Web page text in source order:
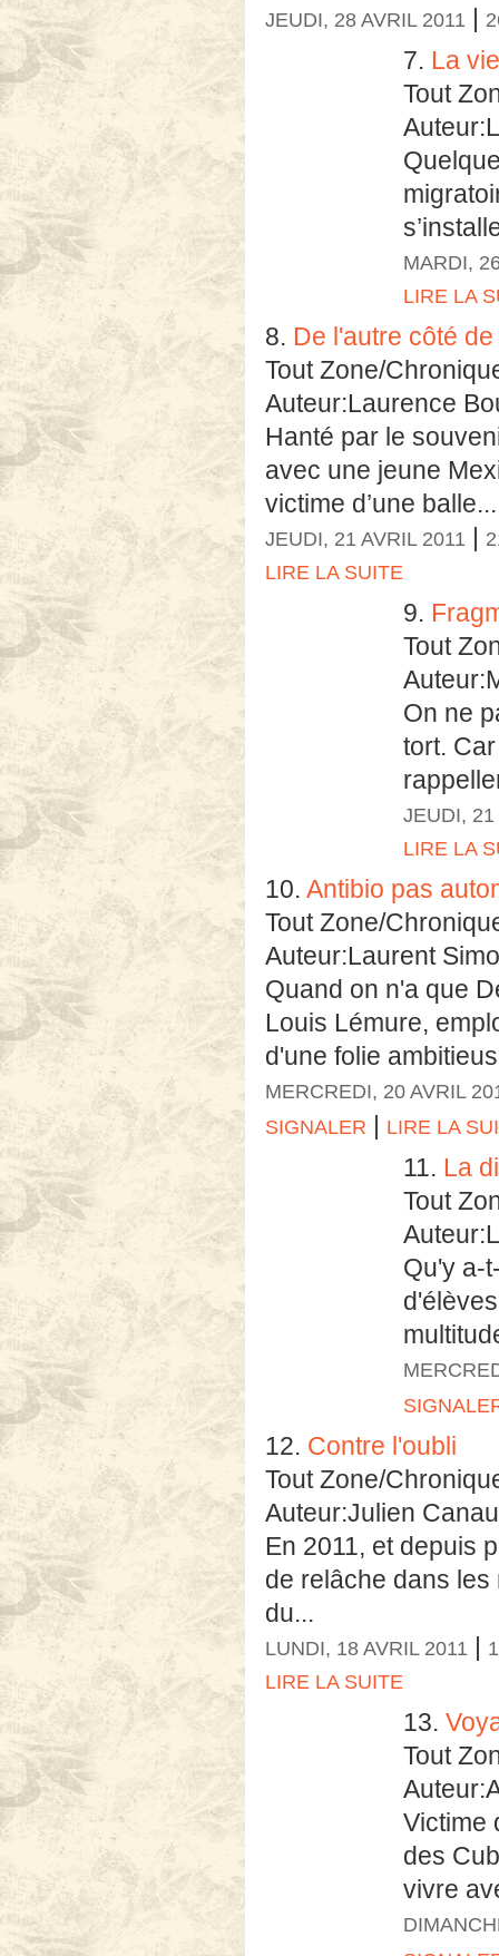
JEUDI, 28 AVRIL 2011 |
7. La
Tout
MARDI,
LIRE LA
8. De l'autre côté
Tout Zone/
Auteur:Laurence
Hanté par le
avec une jeune
victime d’une balle...
JEUDI, 21 AVRIL 2011 |
LIRE LA SUITE
9.
Tout
On ne
tort.
JEUDI, 21
LIRE LA
10. Antibio pas
Tout Zone/
Auteur:Laurent
Quand on n'a que
Louis Lémure,
d'une folie
MERCREDI, 20 AVRIL
SIGNALER | LIRE LA
11. La
Tout
Qu'y a-
12. Contre l'oubli
Tout Zone/
Auteur:Julien
En 2011, et depuis
de relâche dans les
du...
LUNDI, 18 AVRIL 2011 |
LIRE LA SUITE
13.
Tout
Victime
des
vivre